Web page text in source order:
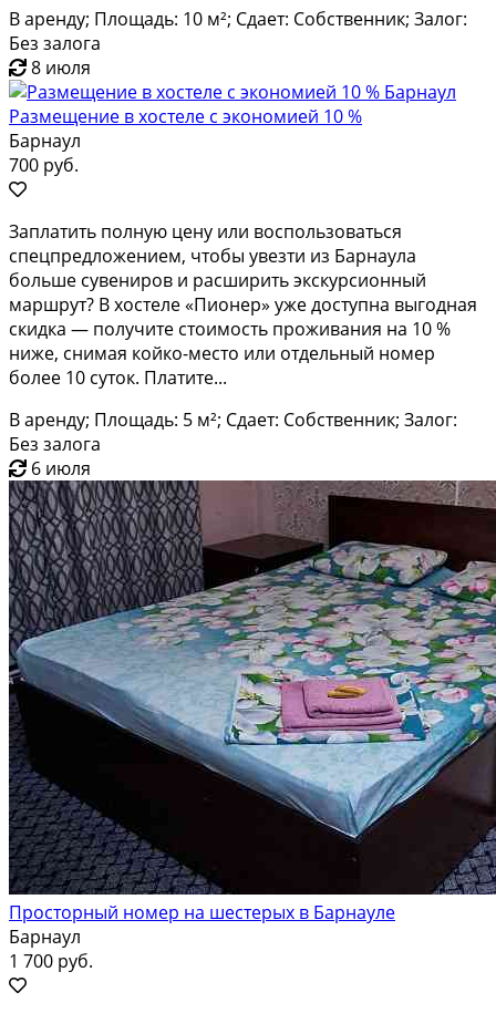
В аренду; Площадь: 10 м²; Сдает: Собственник; Залог:
Без залога
8 июля
Размещение в хостеле с экономией 10 %
Барнаул
700 руб.
Заплатить полную цену или воспользоваться
спецпредложением, чтобы увезти из Барнаула
больше сувениров и расширить экскурсионный
маршрут? В хостеле «Пионер» уже доступна выгодная
скидка — получите стоимость проживания на 10 %
ниже, снимая койко-место или отдельный номер
более 10 суток. Платите...
В аренду; Площадь: 5 м²; Сдает: Собственник; Залог:
Без залога
6 июля
Просторный номер на шестерых в Барнауле
Барнаул
1 700 руб.